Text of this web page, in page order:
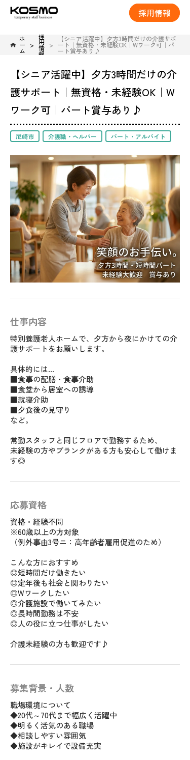
採用情報
ホ
ー
ム
採
用
情
報
【シニア活躍中】夕方3時間だけの介護サポ
ート｜無資格・未経験OK｜Wワーク可｜パ
ート賞与あり♪
【シニア活躍中】夕方3時間だけの介
護サポート｜無資格・未経験OK｜W
ワーク可｜パート賞与あり♪
尼崎市 介護職・ヘルパー パート・アルバイト
仕事内容
特別養護老人ホームで、夕方から夜にかけての介
護サポートをお願いします。
具体的には…
■食事の配膳・食事介助
■食堂から居室への誘導
■就寝介助
■夕食後の見守り
など。
常勤スタッフと同じフロアで勤務するため、
未経験の方やブランクがある方も安心して働けま
す◎
応募資格
資格・経験不問
※60歳以上の方対象
（例外事由3号ニ：高年齢者雇用促進のため）
こんな方におすすめ
◎短時間だけ働きたい
◎定年後も社会と関わりたい
◎Wワークしたい
◎介護施設で働いてみたい
◎長時間勤務は不安
◎人の役に立つ仕事がしたい
介護未経験の方も歓迎です♪
募集背景・人数
職場環境について
◆20代～70代まで幅広く活躍中
◆明るく活気のある職場
◆相談しやすい雰囲気
◆施設がキレイで設備充実